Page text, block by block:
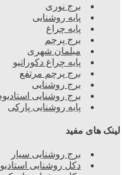
برج نوری
پایه روشنایی
پایه چراغ
برج پرچم
مبلمان شهری
پایه چراغ دکوراتیو
برج پرچم مرتفع
برج روشنایی
برج روشنایی استادیوم
پایه روشنایی پارکی
های مفید
برج روشنایی سیار
دکل روشنایی استادیوم